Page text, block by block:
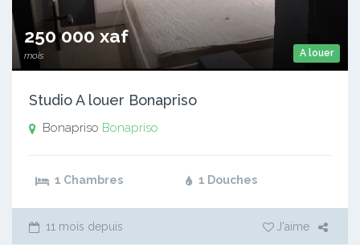
A louer
250 000 xaf
mois
Studio A louer Bonapriso
Bonapriso Bonapriso
1 Chambres 1 Douches
11 mois depuis J'aime